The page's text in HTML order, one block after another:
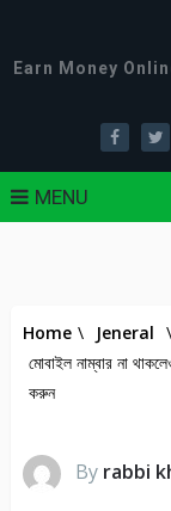
Earn Money
MENU
Home \ Jeneral \
মোবাইল নাম্বার না
করুন
By rabbi